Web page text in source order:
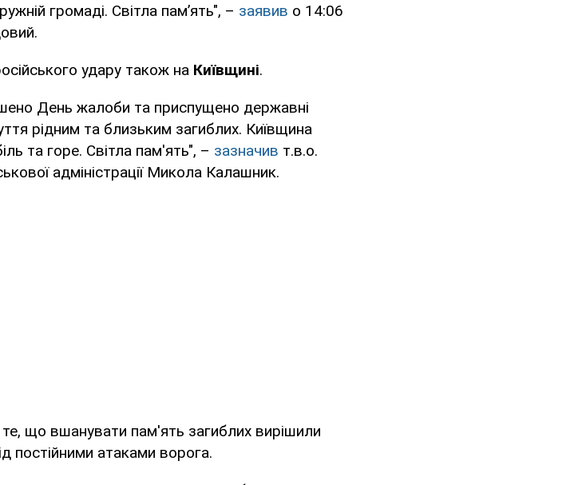
громаді. Світла пам’ять", – заявив о 14:06
удару також на Київщині.
День жалоби та приспущено державні
рідним та близьким загиблих. Київщина
та горе. Світла пам'ять", – зазначив т.в.о.
адміністрації Микола Калашник.
що вшанувати пам'ять загиблих вирішили
постійними атаками ворога.